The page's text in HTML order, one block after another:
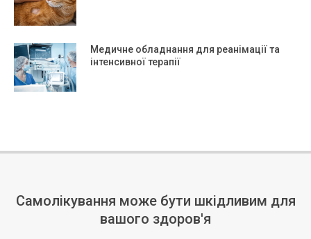
Медичне обладнання для реанімації та
інтенсивної терапії
Самолікування може бути шкідливим для
вашого здоров'я